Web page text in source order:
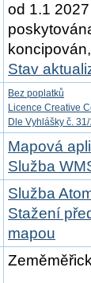
od 1.1
Stav
Bez poplatků
Licence Creative
Dle Vyhlášky č.
Mapová
Služba
Služba
Stažení
mapou